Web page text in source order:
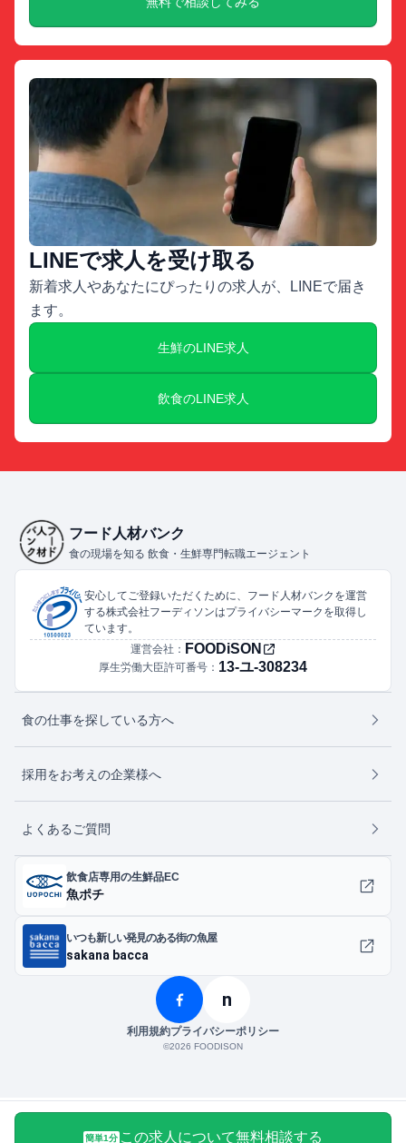
LINEで求人を受け取る
新着求人やあなたにぴったりの求人が、LINEで届き
ます。
生鮮のLINE求人
飲食のLINE求人
簡単1分 この求人について無料相談する
フード人材バンク
食の現場を知る 飲食・生鮮専門転職エージェント
安心してご登録いただくために、フード人材バンクを運営
する株式会社フーディソンはプライバシーマークを取得し
ています。
運営会社： FOODiSON
厚生労働大臣許可番号： 13-ユ-308234
食の仕事を探している方へ
採用をお考えの企業様へ
よくあるご質問
飲食店専用の生鮮品EC
魚ポチ
いつも新しい発見のある街の魚屋
sakana bacca
n
利用規約プライバシーポリシー
©︎2026 FOODISON